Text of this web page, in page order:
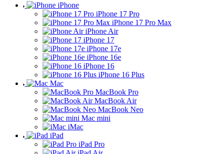
iPhone
iPhone 17 Pro
iPhone 17 Pro Max
iPhone Air
iPhone 17
iPhone 17e
iPhone 16e
iPhone 16
iPhone 16 Plus
Mac
MacBook Pro
MacBook Air
MacBook Neo
Mac mini
iMac
iPad
iPad Pro